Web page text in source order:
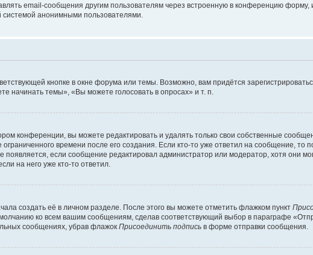
email-сообщения другим пользователям через встроенную в конференцию
системой анонимными пользователями.
кнопке в окне форума или темы. Возможно, вам придётся
темы», «Вы можете голосовать в опросах» и т. п.
конференции, вы можете редактировать и удалять только свои собственные
времени после его создания. Если кто-то уже ответил на сообщение, то
появляется, если сообщение редактировал администратор или модератор, хотя они
на него уже кто-то ответил.
создать её в личном разделе. После этого вы можете отметить флажком пункт
ко всем вашим сообщениям, сделав соответствующий выбор в параграфе
сообщениях, убрав флажок Присоединить подпись в форме отправки сообщения.